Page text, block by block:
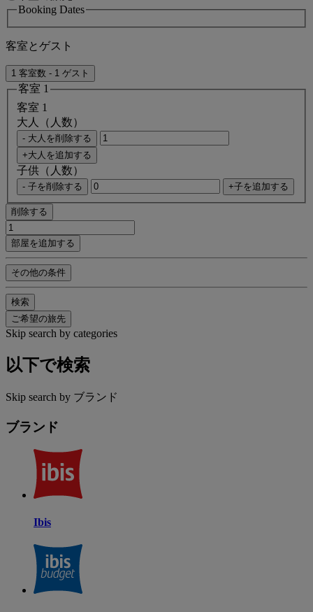
Booking Dates
客室とゲスト
1 客室数 - 1 ゲスト
客室 1
客室 1
大人（人数）
- 大人を削除する
+大人を追加する
子供（人数）
- 子を削除する +子を追加する
削除する
部屋を追加する
その他の条件
検索
ご希望の旅先
Skip search by categories
以下で検索
Skip search by ブランド
ブランド
Ibis